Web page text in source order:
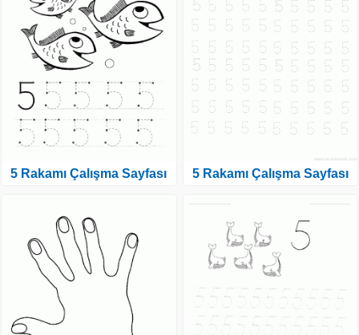
5 Rakamı Çalışma Sayfası 5 Rakamı Çalışma Sayfası